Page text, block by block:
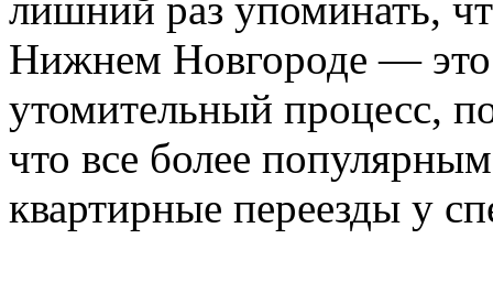
лишний раз упоминать,
Нижнем Новгороде —
утомительный процесс,
что все более
квартирные переезды у